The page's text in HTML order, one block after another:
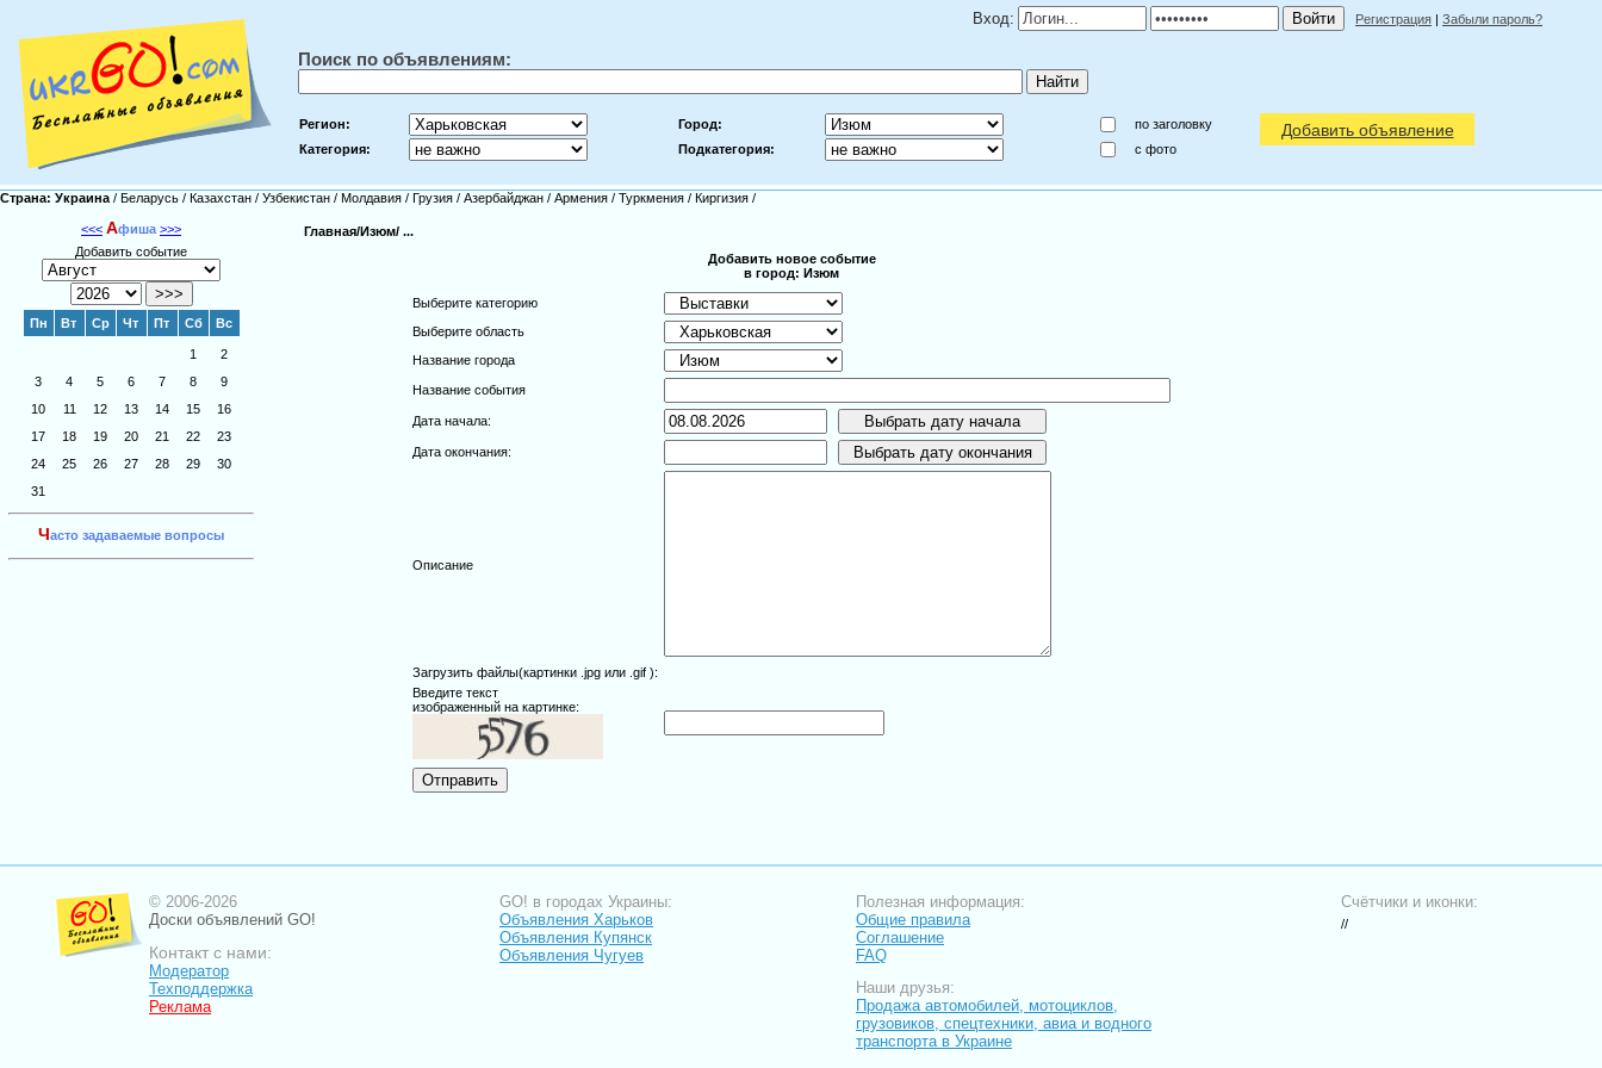
Вход: Регистрация | Забыли пароль?
Поиск по объявлениям:
Регион: Город:
по заголовку
Категория:
Подкатегория: c фото
Добавить объявление
Страна: Украина / Беларусь / Казахстан / Узбекистан / Молдавия / Грузия / Азербайджан / Армения / Туркмения / Киргизия /
<<< Афиша >>>
Добавить событие
Пн Вт Ср Чт Пт Сб Вс
1
2
3
4 5 6 7 8
9
10
11 12 13 14 15
16
17
18 19 20 21 22
23
24
25 26 27 28 29
30
31
Часто задаваемые вопросы
Главная/Изюм/ ...
Добавить новое событие
в город: Изюм
Выберите категорию
Выберите область
Название города
Название события
Дата начала:
Дата окончания:
Описание
Загрузить файлы(картинки .jpg или .gif ):
Введите текст
изображенный на картинке:
© 2006-2026
Доски объявлений GO!
Контакт с нами:
Модератор
Техподдержка
Реклама
GO! в городах Украины:
Объявления Харьков
Объявления Купянск
Объявления Чугуев
Полезная информация:
Общие правила
Соглашение
FAQ
Наши друзья:
Продажа автомобилей, мотоциклов,
грузовиков, спецтехники, авиа и водного
транспорта в Украине
Счётчики и иконки:
//